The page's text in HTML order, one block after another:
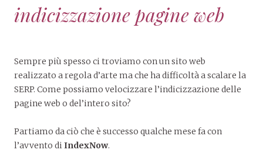
indicizzazione pagine web
Sempre più spesso ci troviamo con un sito web
realizzato a regola d’arte ma che ha difficoltà a scalare la
SERP. Come possiamo velocizzare l’indicizzazione delle
pagine web o del’intero sito?
Partiamo da ciò che è successo qualche mese fa con
l’avvento diIndexNow.